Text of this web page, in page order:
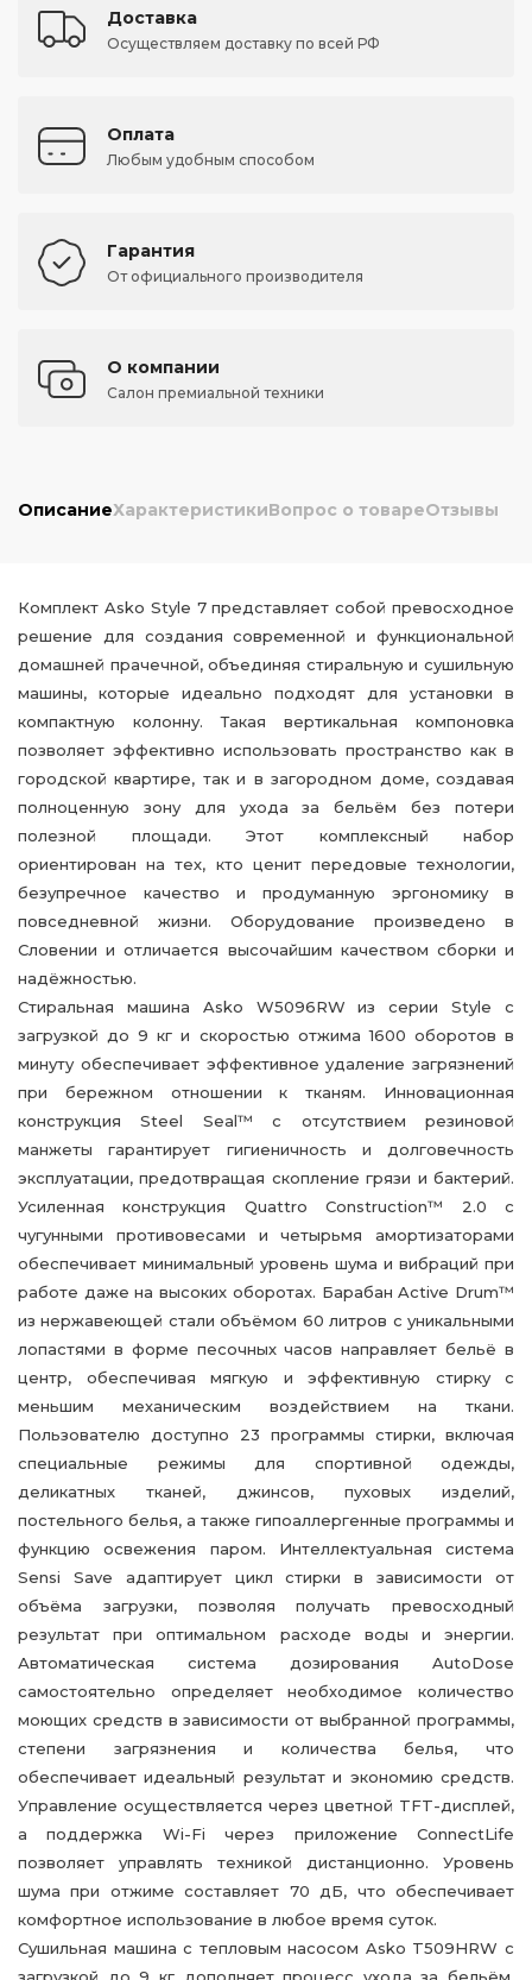
Доставка
Осуществляем доставку по всей РФ
Оплата
Любым удобным способом
Гарантия
От официального производителя
О компании
Салон премиальной техники
ОписаниеХарактеристикиВопрос о товареОтзывы
Комплект Asko Style 7 представляет собой превосходное
решение для создания современной и функциональной
домашней прачечной, объединяя стиральную и сушильную
машины, которые идеально подходят для установки в
компактную колонну. Такая вертикальная компоновка
позволяет эффективно использовать пространство как в
городской квартире, так и в загородном доме, создавая
полноценную зону для ухода за бельём без потери
полезной площади. Этот комплексный набор
ориентирован на тех, кто ценит передовые технологии,
безупречное качество и продуманную эргономику в
повседневной жизни. Оборудование произведено в
Словении и отличается высочайшим качеством сборки и
надёжностью.
Стиральная машина Asko W5096RW из серии Style с
загрузкой до 9 кг и скоростью отжима 1600 оборотов в
минуту обеспечивает эффективное удаление загрязнений
при бережном отношении к тканям. Инновационная
конструкция Steel Seal™ с отсутствием резиновой
манжеты гарантирует гигиеничность и долговечность
эксплуатации, предотвращая скопление грязи и бактерий.
Усиленная конструкция Quattro Construction™ 2.0 с
чугунными противовесами и четырьмя амортизаторами
обеспечивает минимальный уровень шума и вибраций при
работе даже на высоких оборотах. Барабан Active Drum™
из нержавеющей стали объёмом 60 литров с уникальными
лопастями в форме песочных часов направляет бельё в
центр, обеспечивая мягкую и эффективную стирку с
меньшим механическим воздействием на ткани.
Пользователю доступно 23 программы стирки, включая
специальные режимы для спортивной одежды,
деликатных тканей, джинсов, пуховых изделий,
постельного белья, а также гипоаллергенные программы и
функцию освежения паром. Интеллектуальная система
Sensi Save адаптирует цикл стирки в зависимости от
объёма загрузки, позволяя получать превосходный
результат при оптимальном расходе воды и энергии.
Автоматическая система дозирования AutoDose
самостоятельно определяет необходимое количество
моющих средств в зависимости от выбранной программы,
степени загрязнения и количества белья, что
обеспечивает идеальный результат и экономию средств.
Управление осуществляется через цветной TFT-дисплей,
а поддержка Wi-Fi через приложение ConnectLife
позволяет управлять техникой дистанционно. Уровень
шума при отжиме составляет 70 дБ, что обеспечивает
комфортное использование в любое время суток.
Сушильная машина с тепловым насосом Asko T509HRW с